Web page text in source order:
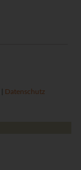
| Datenschutz